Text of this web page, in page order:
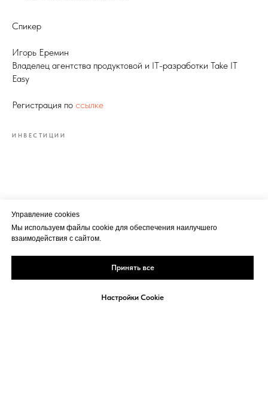
Спикер
Игорь Еремин
Владелец агентства продуктовой и IT-разработки Take IT
Easy
Регистрация по ссылке
ИНВЕСТИЦИИ
Управление cookies
Мы используем файлы cookie для обеспечения наилучшего
взаимодействия с сайтом.
Принять все
Настройки Cookie